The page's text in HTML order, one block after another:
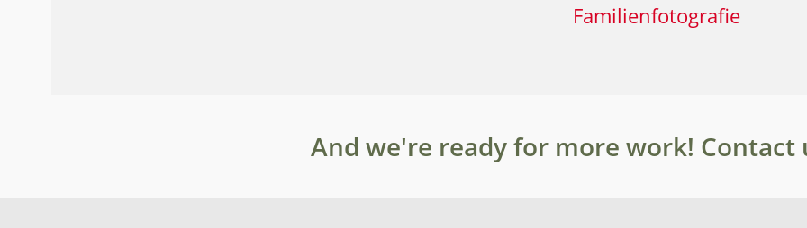
Familienfotografie
And we're ready for more work! Contact